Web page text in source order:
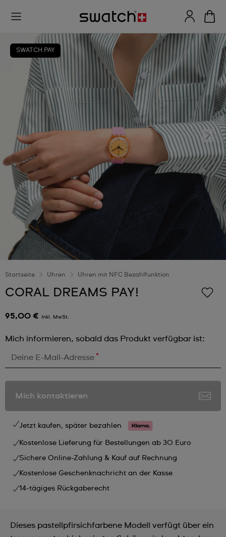
SWATCH PAY
Startseite Uhren Uhren mit NFC Bezahlfunktion
CORAL DREAMS PAY!
95,00 € Inkl. MwSt.
Mich informieren, sobald das Produkt verfügbar ist:
Deine E-Mail-Adresse *
Mich kontaktieren
Jetzt kaufen, später bezahlen
Kostenlose Lieferung für Bestellungen ab 30 Euro
Sichere Online-Zahlung & Kauf auf Rechnung
Kostenlose Geschenknachricht an der Kasse
14-tägiges Rückgaberecht
Dieses pastellpfirsichfarbene Modell verfügt über ein